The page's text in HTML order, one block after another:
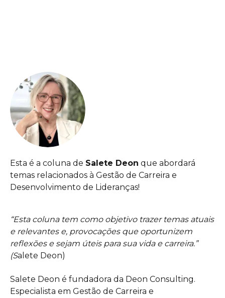
Esta é a coluna de Salete Deon que abordará
temas relacionados à Gestão de Carreira e
Desenvolvimento de Lideranças!
“Esta coluna tem como objetivo trazer temas atuais
e relevantes e, provocações que oportunizem
reflexões e sejam úteis para sua vida e carreira.”
(Salete Deon)
Salete Deon é fundadora da Deon Consulting.
Especialista em Gestão de Carreira e